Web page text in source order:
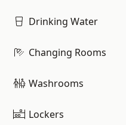
Drinking Water
Changing Rooms
Washrooms
Lockers